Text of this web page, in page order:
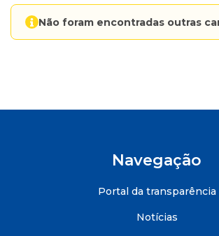
Não foram encontradas outras
Navegação
Portal da transparência
Notícias